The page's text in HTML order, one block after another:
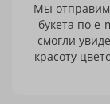
Мы отправим
букета по
смогли
красоту